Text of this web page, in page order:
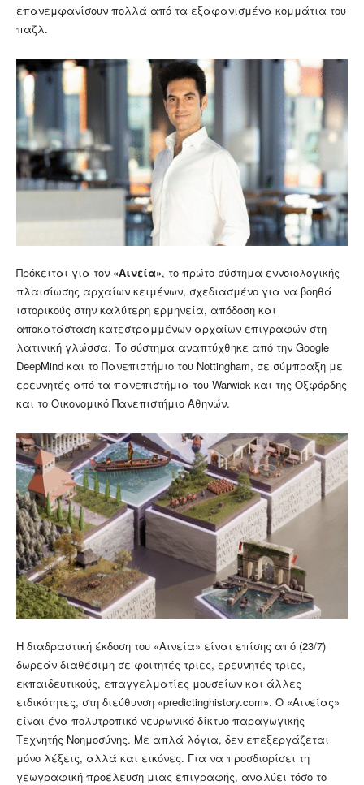
επανεμφανίσουν πολλά από τα εξαφανισμένα κομμάτια του
παζλ.
Πρόκειται για τον «Αινεία», το πρώτο σύστημα εννοιολογικής
πλαισίωσης αρχαίων κειμένων, σχεδιασμένο για να βοηθά
ιστορικούς στην καλύτερη ερμηνεία, απόδοση και
αποκατάσταση κατεστραμμένων αρχαίων επιγραφών στη
λατινική γλώσσα. Το σύστημα αναπτύχθηκε από την Google
DeepMind και το Πανεπιστήμιο του Nottingham, σε σύμπραξη με
ερευνητές από τα πανεπιστήμια του Warwick και της Οξφόρδης
και το Οικονομικό Πανεπιστήμιο Αθηνών.
Η διαδραστική έκδοση του «Αινεία» είναι επίσης από (23/7)
δωρεάν διαθέσιμη σε φοιτητές-τριες, ερευνητές-τριες,
εκπαιδευτικούς, επαγγελματίες μουσείων και άλλες
ειδικότητες, στη διεύθυνση «predictinghistory.com». Ο «Αινείας»
είναι ένα πολυτροπικό νευρωνικό δίκτυο παραγωγικής
Τεχνητής Νοημοσύνης. Με απλά λόγια, δεν επεξεργάζεται
μόνο λέξεις, αλλά και εικόνες. Για να προσδιορίσει τη
γεωγραφική προέλευση μιας επιγραφής, αναλύει τόσο το